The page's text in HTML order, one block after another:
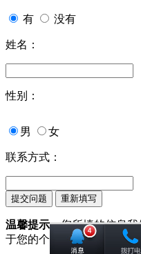
有 没有
姓名：
性别：
男 女
联系方式：
温馨提示：您所填的信息
于您的个人信息我们承诺